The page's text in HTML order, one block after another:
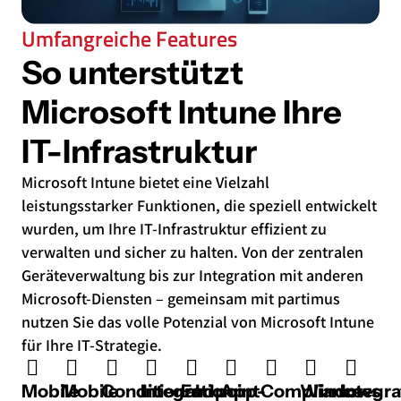
Umfangreiche Features
So unterstützt
Microsoft Intune Ihre
IT-Infrastruktur
Microsoft Intune bietet eine Vielzahl
leistungsstarker Funktionen, die speziell entwickelt
wurden, um Ihre IT-Infrastruktur effizient zu
verwalten und sicher zu halten. Von der zentralen
Geräteverwaltung bis zur Integration mit anderen
Microsoft-Diensten – gemeinsam mit partimus
nutzen Sie das volle Potenzial von Microsoft Intune
für Ihre IT-Strategie.
MobileMobileConditional
Integration
Endpoint
App-Compliance-
Windows